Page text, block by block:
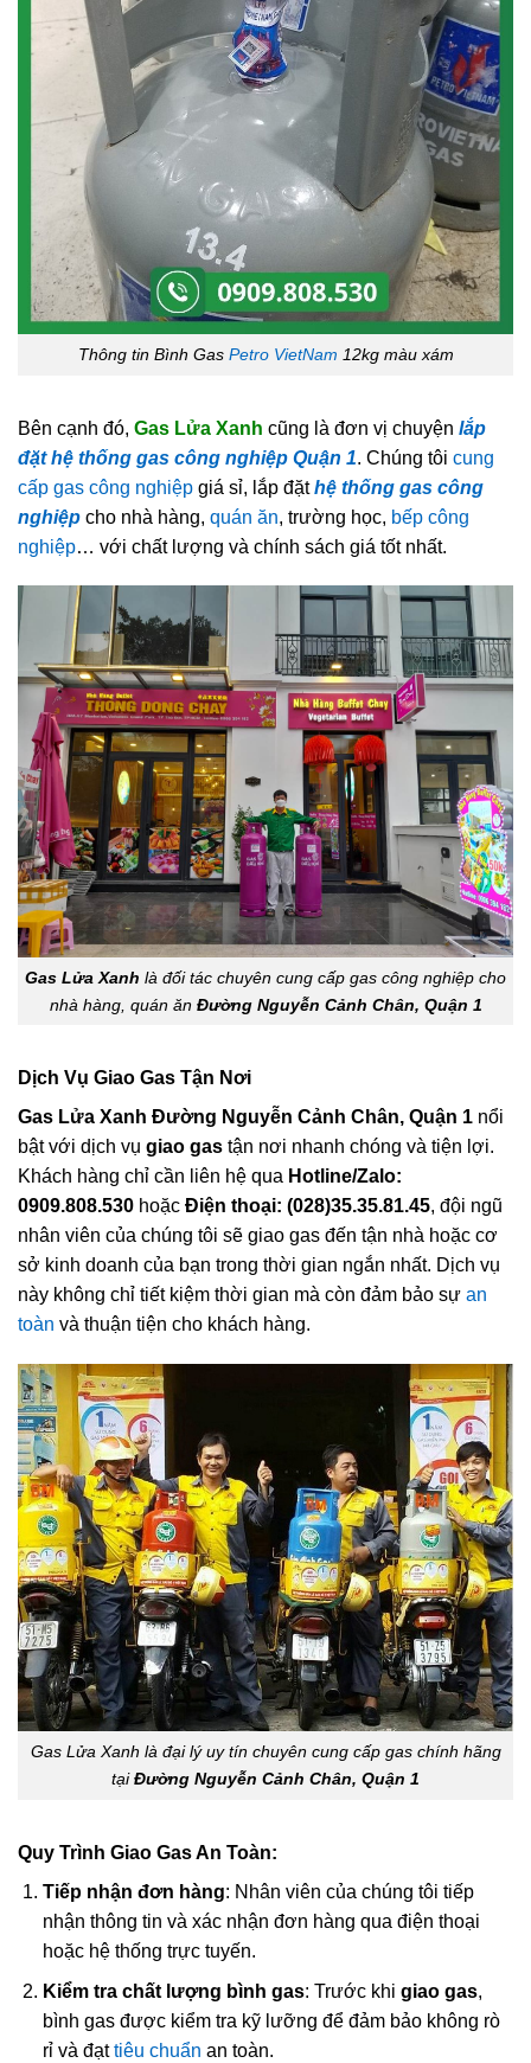
Thông tin Bình Gas Petro VietNam 12kg màu xám
Bên cạnh đó, Gas Lửa Xanh cũng là đơn vị chuyện lắp
đặt hệ thống gas công nghiệp Quận 1. Chúng tôi cung
cấp gas công nghiệp giá sỉ, lắp đặthệ thống gas công
nghiệp cho nhà hàng, quán ăn, trường học, bếp công
nghiệp… với chất lượng và chính sách giá tốt nhất.
Gas Lửa Xanh là đối tác chuyên cung cấp gas công nghiệp cho
nhà hàng, quán ăn Đường Nguyễn Cảnh Chân, Quận 1
Dịch Vụ Giao Gas Tận Nơi
Gas Lửa Xanh Đường Nguyễn Cảnh Chân, Quận 1 nổi
bật với dịch vụ giao gas tận nơi nhanh chóng và tiện lợi.
Khách hàng chỉ cần liên hệ qua Hotline/Zalo:
0909.808.530 hoặc Điện thoại: (028)35.35.81.45, đội ngũ
nhân viên của chúng tôi sẽ giao gas đến tận nhà hoặc cơ
sở kinh doanh của bạn trong thời gian ngắn nhất. Dịch vụ
này không chỉ tiết kiệm thời gian mà còn đảm bảo sự an
toàn và thuận tiện cho khách hàng.
Gas Lửa Xanh là đại lý uy tín chuyên cung cấp gas chính hãng
tạiĐường Nguyễn Cảnh Chân, Quận 1
Quy Trình Giao Gas An Toàn:
Tiếp nhận đơn hàng: Nhân viên của chúng tôi tiếp
nhận thông tin và xác nhận đơn hàng qua điện thoại
hoặc hệ thống trực tuyến.
Kiểm tra chất lượng bình gas: Trước khi giao gas,
bình gas được kiểm tra kỹ lưỡng để đảm bảo không rò
rỉ và đạttiêu chuẩn an toàn.